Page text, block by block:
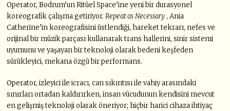
Operator, Bodrum’un Ritüel Space’ine yeni bir durasyonel
koreografik çalışma getiriyor.Repeat as Necessary , Ania
Catherine’in koreografisini üstlendiği, hareket tekrarı, nefes ve
orijinal bir müzik parçası kullanarak trans hallerini, sinir sistemi
uyumunu ve yaşayan bir teknoloji olarak bedeni keşfeden
sürükleyici, mekana özgü bir performans.
Operator, izleyici ile icracı, can sıkıntısı ile vahiy arasındaki
sınırları ortadan kaldırırken, insan vücudunun kendisini mevcut
en gelişmiş teknoloji olarak öneriyor; hiçbir harici cihaza ihtiyaç